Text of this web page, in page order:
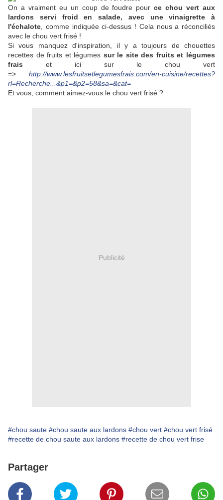
On a vraiment eu un coup de foudre pource chou vert aux
lardons servi froid en salade, avec une vinaigrette à
l'échalote , comme indiquée ci-dessus ! Cela nous a réconciliés
avec le chou vert frisé !
Si vous manquez d'inspiration, il y a toujours de chouettes
recettes de fruits et légumes sur le site des fruits et légumes
frais et ici sur le chou vert
=> http://www.lesfruitsetlegumesfrais.com/en-cuisine/recettes?
rl=Recherche...&p1=&p2=58&sa=&cat=
Et vous, comment aimez-vous le chou vert frisé ?
Publicité
#chou saute #chou saute aux lardons #chou vert #chou vert frisé
#recette de chou saute aux lardons #recette de chou vert frise
Partager